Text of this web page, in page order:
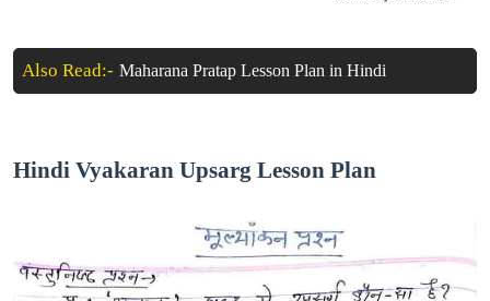
Also Read:- Maharana Pratap Lesson Plan in Hindi
Hindi Vyakaran Upsarg Lesson Plan